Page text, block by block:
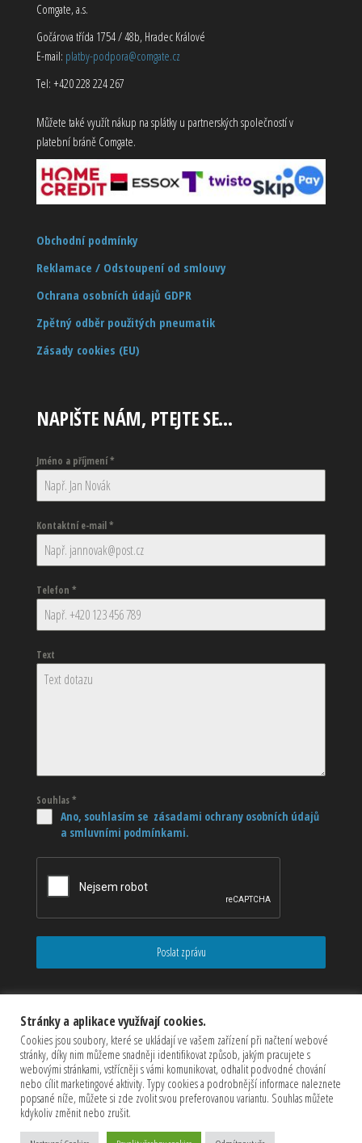
Comgate, a.s.
Gočárova třída 1754 / 48b, Hradec Králové
E-mail: platby-podpora@comgate.cz
Tel: +420 228 224 267
Můžete také využít nákup na splátky u partnerských společností v
platební bráně Comgate.
Obchodní podmínky
Reklamace / Odstoupení od smlouvy
Ochrana osobních údajů GDPR
Zpětný odběr použitých pneumatik
Zásady cookies (EU)
NAPIŠTE NÁM, PTEJTE SE…
Jméno a příjmení*
Kontaktní e-mail*
Telefon *
Text
Souhlas*
Ano, souhlasím se zásadami ochrany osobních údajů
a smluvními podmínkami.
Poslat zprávu
Stránky a aplikace využívají cookies.
Cookies jsou soubory, které se ukládají ve vašem zařízení při načtení webové
stránky, díky nim můžeme snadněji identifikovat způsob, jakým pracujete s
webovými stránkami, vstřícněji s vámi komunikovat, odhalit podvodné chování
nebo cílit marketingové aktivity. Typy cookies a podrobnější informace naleznete
popsané níže, můžete si zde zvolit svou preferovanou variantu. Souhlas můžete
kdykoliv změnit nebo zrušit.